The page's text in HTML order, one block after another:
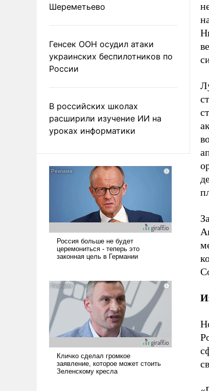
Шереметьево
Генсек ООН осудил атаки
украинских беспилотников по
России
В российских школах
расширили изучение ИИ на
уроках информатики